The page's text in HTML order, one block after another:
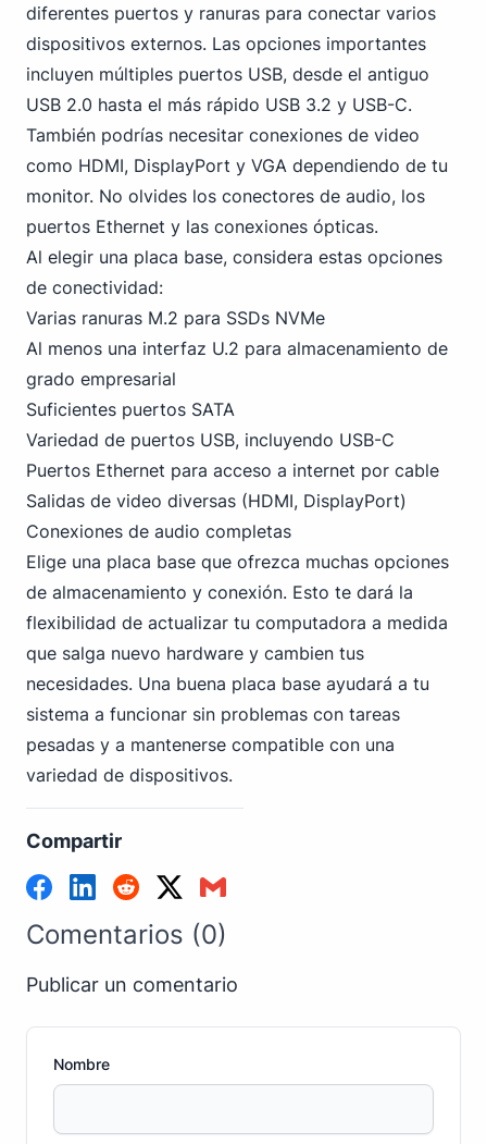
diferentes puertos y ranuras para conectar varios
dispositivos externos. Las opciones importantes
incluyen múltiples puertos USB, desde el antiguo
USB 2.0 hasta el más rápido USB 3.2 y USB-C.
También podrías necesitar conexiones de video
como HDMI, DisplayPort y VGA dependiendo de tu
monitor. No olvides los conectores de audio, los
puertos Ethernet y las conexiones ópticas.
Al elegir una placa base, considera estas opciones
de conectividad:
Varias ranuras M.2 para SSDs NVMe
Al menos una interfaz U.2 para almacenamiento de
grado empresarial
Suficientes puertos SATA
Variedad de puertos USB, incluyendo USB-C
Puertos Ethernet para acceso a internet por cable
Salidas de video diversas (HDMI, DisplayPort)
Conexiones de audio completas
Elige una placa base que ofrezca muchas opciones
de almacenamiento y conexión. Esto te dará la
flexibilidad de actualizar tu computadora a medida
que salga nuevo hardware y cambien tus
necesidades. Una buena placa base ayudará a tu
sistema a funcionar sin problemas con tareas
pesadas y a mantenerse compatible con una
variedad de dispositivos.
Compartir
Comentarios (0)
Publicar un comentario
Nombre